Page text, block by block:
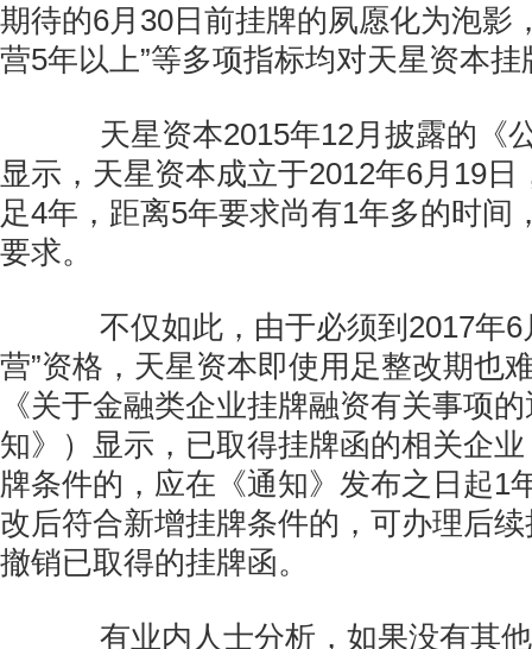
期待的6月30日前挂牌的夙愿化为泡影
营5年以上”等多项指标均对天星资本
天星资本2015年12月披露的《
显示，天星资本成立于2012年6月19
足4年，距离5年要求尚有1年多的时间
要求。
不仅如此，由于必须到2017年6
营”资格，天星资本即使用足整改期也
《关于金融类企业挂牌融资有关事项
知》）显示，已取得挂牌函的相关企
牌条件的，应在《通知》发布之日起1
改后符合新增挂牌条件的，可办理后
撤销已取得的挂牌函。
有业内人士分析，如果没有其他